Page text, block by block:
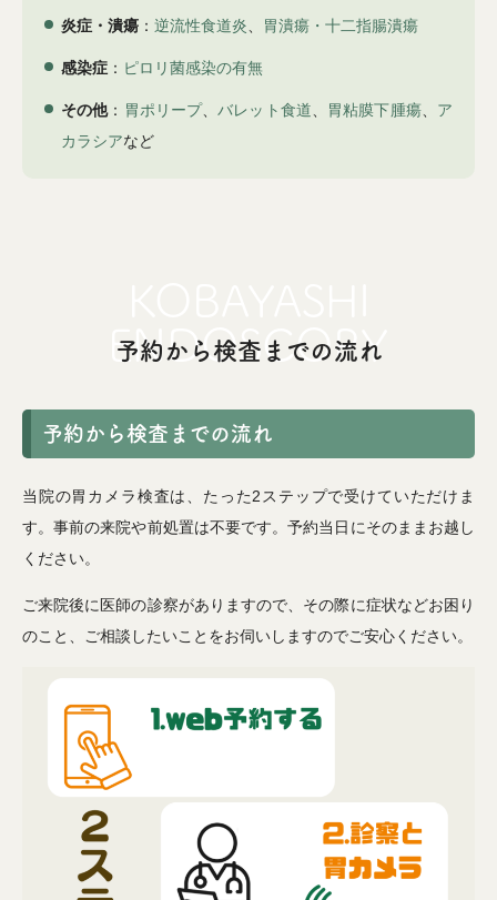
炎症・潰瘍 ： 逆流性食道炎 胃潰瘍・十二指腸潰瘍
感染症 ： ピロリ菌感染の有無
その他： 胃ポリープ、バレット食道 胃粘膜下腫瘍、 ア
カラシアなど
予約から検査までの流れ
予約から検査までの流れ
当院の胃カメラ検査は、たった2ステップで受けていただけま
す。事前の来院や前処置は不要です。予約当日にそのままお越し
ください。
ご来院後に医師の診察がありますので、その際に症状などお困り
のこと、ご相談したいことをお伺いしますのでご安心ください。